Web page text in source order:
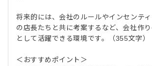
将来的には、会社のルールやインセンテ
の店長たちと共に考案するなど、会社作
として活躍できる環境です。（355文字）
＜おすすめポイント＞